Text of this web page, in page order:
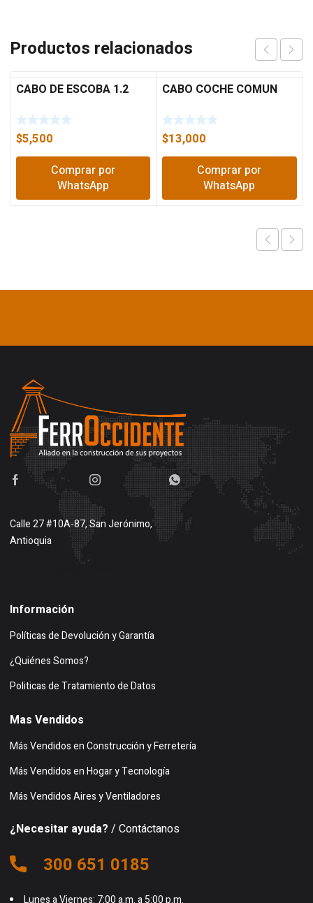
Productos relacionados
CABO DE ESCOBA 1.2
$5,500
Comprar por
WhatsApp
CABO COCHE COMUN
$13,000
Comprar por
WhatsApp
Calle 27 #10A-87, San Jerónimo,
Antioquia
Información
Políticas de Devolución y Garantía
¿Quiénes Somos?
Politicas de Tratamiento de Datos
Mas Vendidos
Más Vendidos en Construcción y Ferretería
Más Vendidos en Hogar y Tecnología
Más Vendidos Aires y Ventiladores
¿Necesitar ayuda? / Contáctanos
300 651 0185
Lunes a Viernes: 7:00 a.m. a 5:00 p.m.